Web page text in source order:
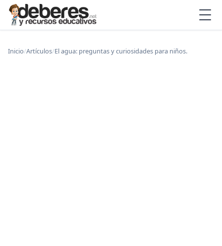
Inicio/Artículos/El agua: preguntas y curiosidades para niños.